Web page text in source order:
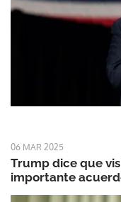
06 MAR 2025
Trump dice que
importante